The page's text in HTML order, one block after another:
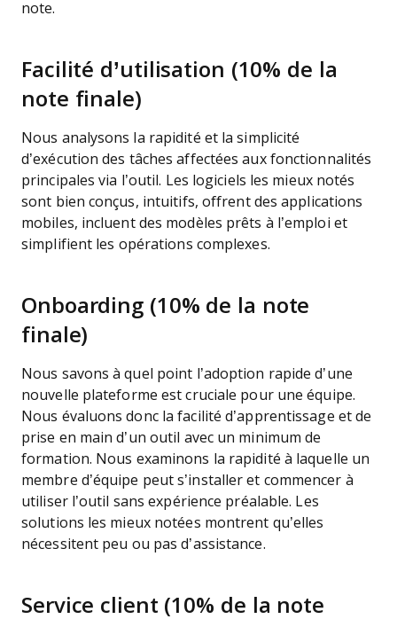
note.
Facilité d’utilisation (10% de la
note finale)
Nous analysons la rapidité et la simplicité
d’exécution des tâches affectées aux fonctionnalités
principales via l’outil. Les logiciels les mieux notés
sont bien conçus, intuitifs, offrent des applications
mobiles, incluent des modèles prêts à l’emploi et
simplifient les opérations complexes.
Onboarding (10% de la note
finale)
Nous savons à quel point l’adoption rapide d’une
nouvelle plateforme est cruciale pour une équipe.
Nous évaluons donc la facilité d’apprentissage et de
prise en main d’un outil avec un minimum de
formation. Nous examinons la rapidité à laquelle un
membre d’équipe peut s’installer et commencer à
utiliser l’outil sans expérience préalable. Les
solutions les mieux notées montrent qu’elles
nécessitent peu ou pas d’assistance.
Service client (10% de la note